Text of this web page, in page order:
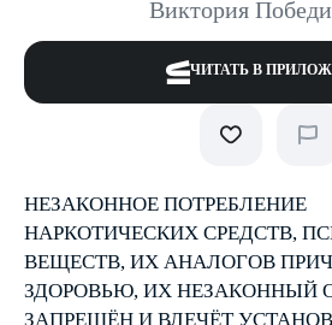
Виктория
ЧИТАТЬ В
НЕЗАКОННОЕ ПОТРЕБЛЕНИЕ
НАРКОТИЧЕСКИХ СРЕДСТВ,
ВЕЩЕСТВ, ИХ АНАЛОГОВ
ЗДОРОВЬЮ, ИХ НЕЗАКОННЫЙ
ЗАПРЕЩЁН И ВЛЕЧЁТ